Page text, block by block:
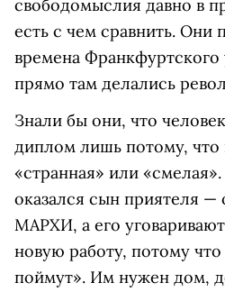
свободомыслия давно в
есть с чем сравнить. Они
времена Франкфуртского
прямо там делались
Знали бы они, что
диплом лишь потому,
«странная» или
оказался сын приятеля —
МАРХИ, а его
новую работу, потому
поймут». Им нужен дом,